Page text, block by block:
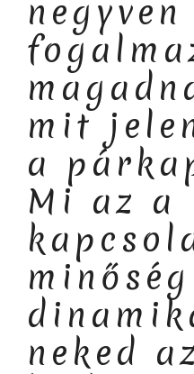
mit
a
Mi az a
neked